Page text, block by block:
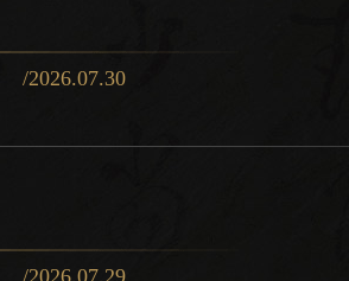
/2026.07.30
/2026.07.29